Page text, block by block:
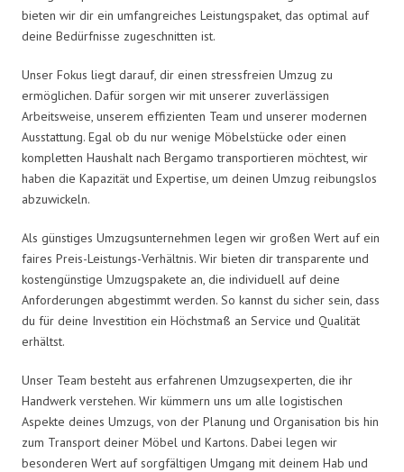
bieten wir dir ein umfangreiches Leistungspaket, das optimal auf
deine Bedürfnisse zugeschnitten ist.
Unser Fokus liegt darauf, dir einen stressfreien Umzug zu
ermöglichen. Dafür sorgen wir mit unserer zuverlässigen
Arbeitsweise, unserem effizienten Team und unserer modernen
Ausstattung. Egal ob du nur wenige Möbelstücke oder einen
kompletten Haushalt nach Bergamo transportieren möchtest, wir
haben die Kapazität und Expertise, um deinen Umzug reibungslos
abzuwickeln.
Als günstiges Umzugsunternehmen legen wir großen Wert auf ein
faires Preis-Leistungs-Verhältnis. Wir bieten dir transparente und
kostengünstige Umzugspakete an, die individuell auf deine
Anforderungen abgestimmt werden. So kannst du sicher sein, dass
du für deine Investition ein Höchstmaß an Service und Qualität
erhältst.
Unser Team besteht aus erfahrenen Umzugsexperten, die ihr
Handwerk verstehen. Wir kümmern uns um alle logistischen
Aspekte deines Umzugs, von der Planung und Organisation bis hin
zum Transport deiner Möbel und Kartons. Dabei legen wir
besonderen Wert auf sorgfältigen Umgang mit deinem Hab und